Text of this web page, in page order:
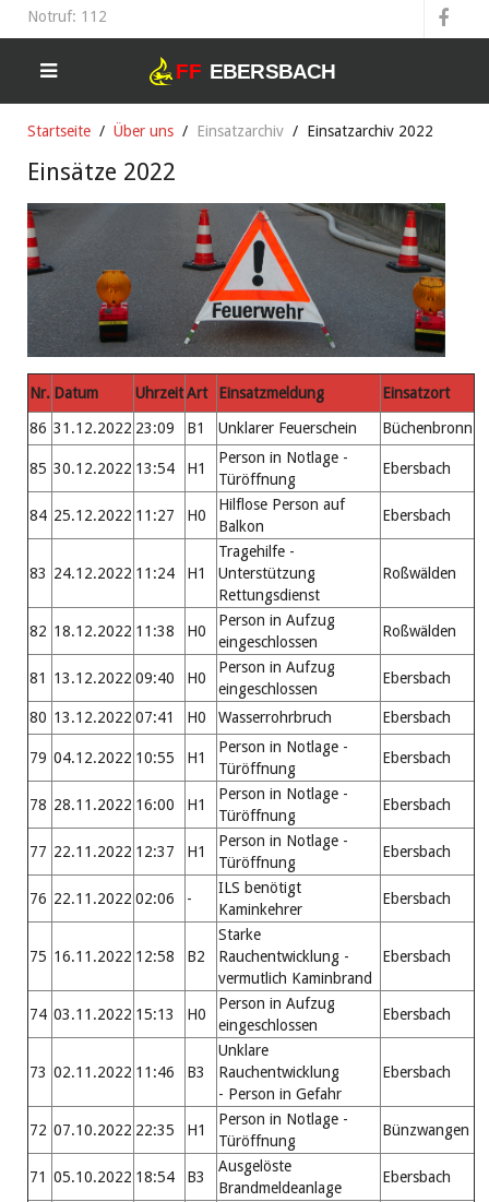
Notruf: 112
Startseite Über uns Einsatzarchiv Einsatzarchiv 2022
Einsätze 2022
Nr. Datum UhrzeitArt Einsatzmeldung
Einsatzort
86 31.12.2022 23:09 B1 Unklarer Feuerschein Büchenbronn
85 30.12.2022 13:54 H1
Person in Notlage -
Türöffnung
Ebersbach
84 25.12.2022 11:27 H0
Hilflose Person auf
Balkon
Ebersbach
83 24.12.2022 11:24 H1
Tragehilfe -
Unterstützung
Rettungsdienst
Roßwälden
82 18.12.2022 11:38 H0
Person in Aufzug
eingeschlossen
Roßwälden
81 13.12.2022 09:40 H0
Person in Aufzug
eingeschlossen
Ebersbach
80 13.12.2022 07:41 H0 Wasserrohrbruch Ebersbach
79 04.12.2022 10:55 H1
Person in Notlage -
Türöffnung
Ebersbach
78 28.11.2022 16:00 H1
Person in Notlage -
Türöffnung
Ebersbach
77 22.11.2022 12:37 H1
Person in Notlage -
Türöffnung
Ebersbach
76 22.11.2022 02:06 -
ILS benötigt
Kaminkehrer
Ebersbach
75 16.11.2022 12:58 B2
Starke
Rauchentwicklung -
vermutlich Kaminbrand
Ebersbach
74 03.11.2022 15:13 H0
Person in Aufzug
eingeschlossen
Ebersbach
73 02.11.2022 11:46 B3
Unklare
Rauchentwicklung
- Person in Gefahr
Ebersbach
72 07.10.2022 22:35 H1
Person in Notlage -
Türöffnung
Bünzwangen
71 05.10.2022 18:54 B3
Ausgelöste
Brandmeldeanlage
Ebersbach